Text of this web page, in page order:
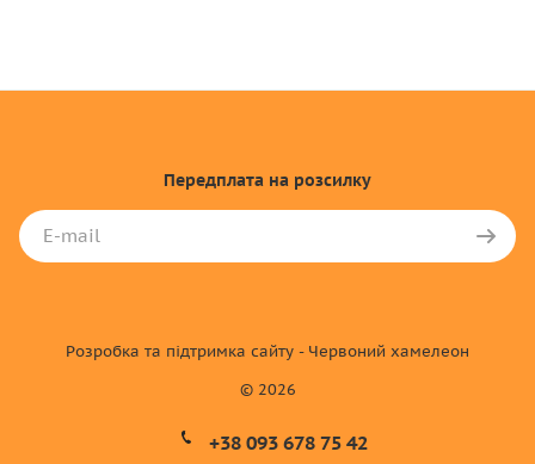
Передплата на розсилку
© 2026
Розробка та підтримка сайту - Червоний хамелеон
+38 093 678 75 42